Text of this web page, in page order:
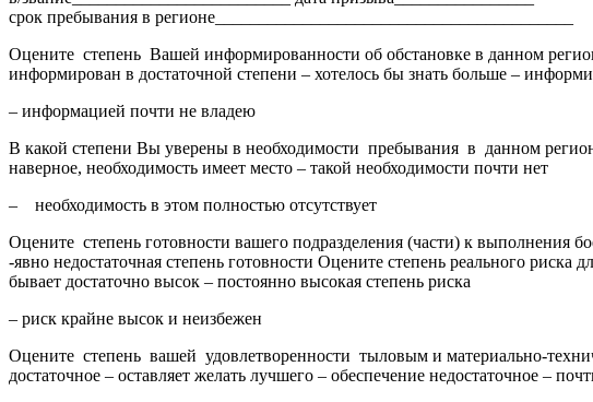
срок пребывания в регионе_________________________________________
Оцените степень Вашей информированности об обстановке в данном
информирован в достаточной степени – хотелось бы знать больше –
– информацией почти не владею
В какой степени Вы уверены в необходимости пребывания в данном
наверное, необходимость имеет место – такой необходимости почти нет
– необходимость в этом полностью отсутствует
Оцените степень готовности вашего подразделения (части) к выполнения
-явно недостаточная степень готовности Оцените степень реального
бывает достаточно высок – постоянно высокая степень риска
– риск крайне высок и неизбежен
Оцените степень вашей удовлетворенности тыловым и материально-
достаточное – оставляет желать лучшего – обеспечение недостаточное –